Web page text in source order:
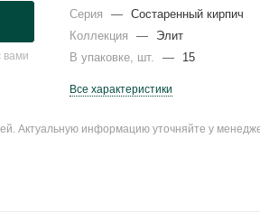
вами
Серия
— Состаренный кирпич
Коллекция
—
Элит
В упаковке, шт.
— 15
Все характеристики
Актуальную информацию уточняйте у